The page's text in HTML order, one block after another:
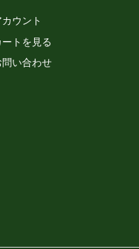
カウント
ートを見る
問い合わせ